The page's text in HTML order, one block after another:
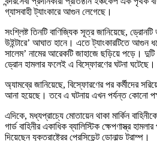
গ্যাসবাহী ট্যাংকারে আগুন লেগেছে।
সংশ্লিষ্ট তিনটি বাণিজ্যিক সূত্র জানিয়েছে, ড্রোনটি
উইন্টারে’ আঘাত হানে। এতে ট্যাংকারটিতে আগুন
সালেম’ নামের আরেকটি জাহাজে ছড়িয়ে পড়ে।
ড্রোন হামলার ফলেই এ বিস্ফোরণের ঘটনা ঘটেছে।
অ্যামব্রে জানিয়েছে, বিস্ফোরণের পর কর্মীদের
আনা হয়েছে। তবে এ ঘটনায় এখন পর্যন্ত কোনো
এদিকে, মধ্যপ্রাচ্যে মোতায়েন থাকা মার্কিন
গার্ড বাহিনীর একাধিক ব্যালিস্টিক ক্ষেপণাস্ত্র
দিয়েছেন যুক্তরাষ্ট্রের প্রেসিডেন্ট ডোনাল্ড ট্রাম্প।